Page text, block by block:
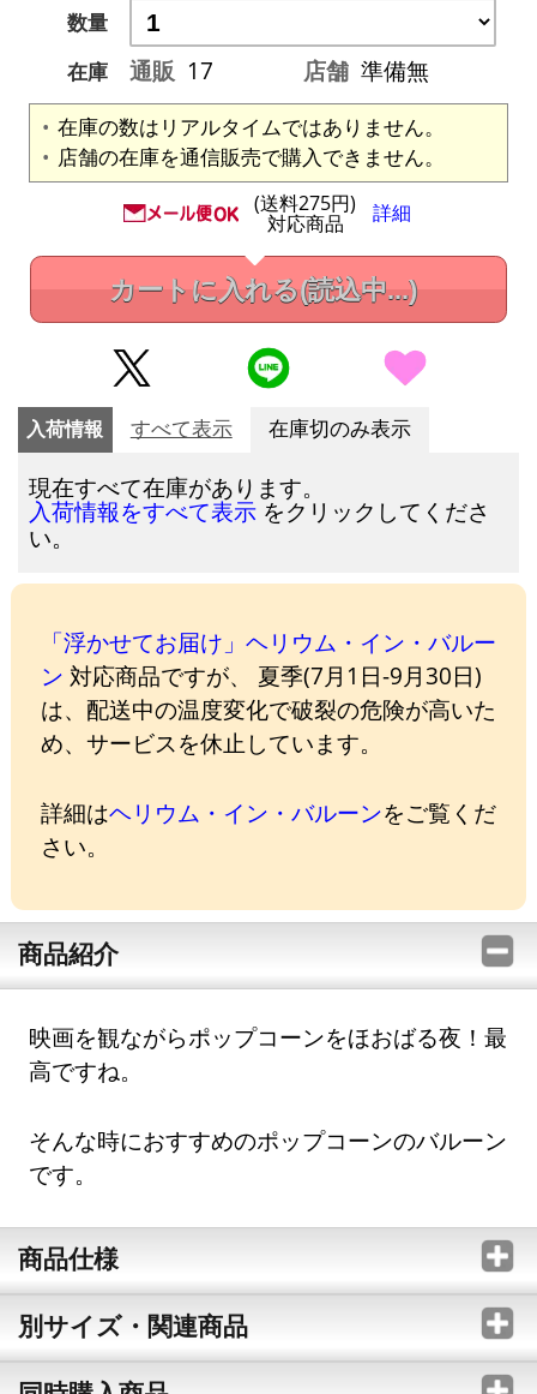
数量
在庫
通販 17 店舗 準備無
在庫の数はリアルタイムではありません。
店舗の在庫を通信販売で購入できません。
(送料275円)
対応商品 詳細
カートに入れる(読込中...)
入荷情報 すべて表示 在庫切のみ表示
現在すべて在庫があります。
入荷情報をすべて表示 をクリックしてくださ
い。
「浮かせてお届け」ヘリウム・イン・バルー
ン 対応商品ですが、 夏季(7月1日-9月30日)
は、配送中の温度変化で破裂の危険が高いた
め、サービスを休止しています。
詳細はヘリウム・イン・バルーンをご覧くだ
さい。
商品紹介
映画を観ながらポップコーンをほおばる夜！最
高ですね。
そんな時におすすめのポップコーンのバルーン
です。
商品仕様
別サイズ・関連商品